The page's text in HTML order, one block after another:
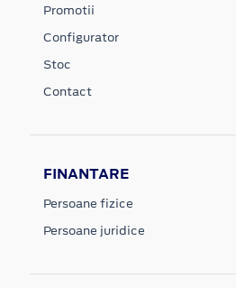
Promotii
Configurator
Stoc
Contact
FINANTARE
Persoane fizice
Persoane juridice